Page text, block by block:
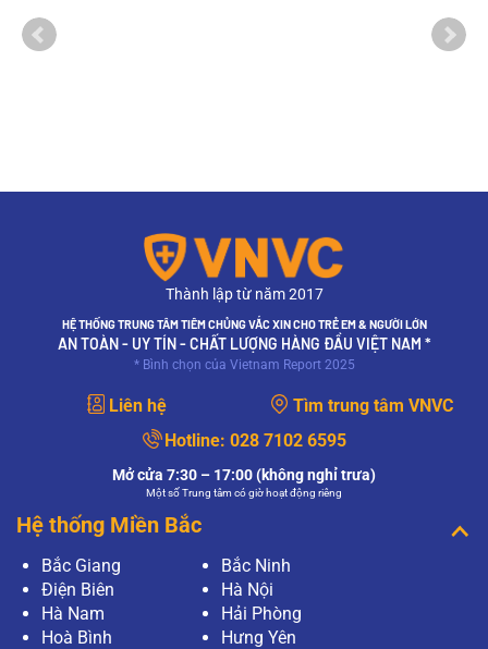
Thành lập từ năm 2017
HỆ THỐNG TRUNG TÂM TIÊM CHỦNG VẮC XIN CHO TRẺ EM & NGƯỜI LỚN
AN TOÀN - UY TÍN - CHẤT LƯỢNG HÀNG ĐẦU VIỆT NAM *
* Bình chọn của Vietnam Report 2025
Liên hệ
Tìm trung tâm VNVC
Hotline: 028 7102 6595
Mở cửa 7:30 – 17:00 (không nghỉ trưa)
Một số Trung tâm có giờ hoạt động riêng
Hệ thống Miền Bắc
Bắc Giang
Bắc Ninh
Điện Biên
Hà Nội
Hà Nam
Hải Phòng
Hoà Bình
Hưng Yên